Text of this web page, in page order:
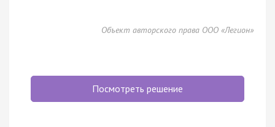
Объект авторского права ООО «Легион»
Посмотреть решение